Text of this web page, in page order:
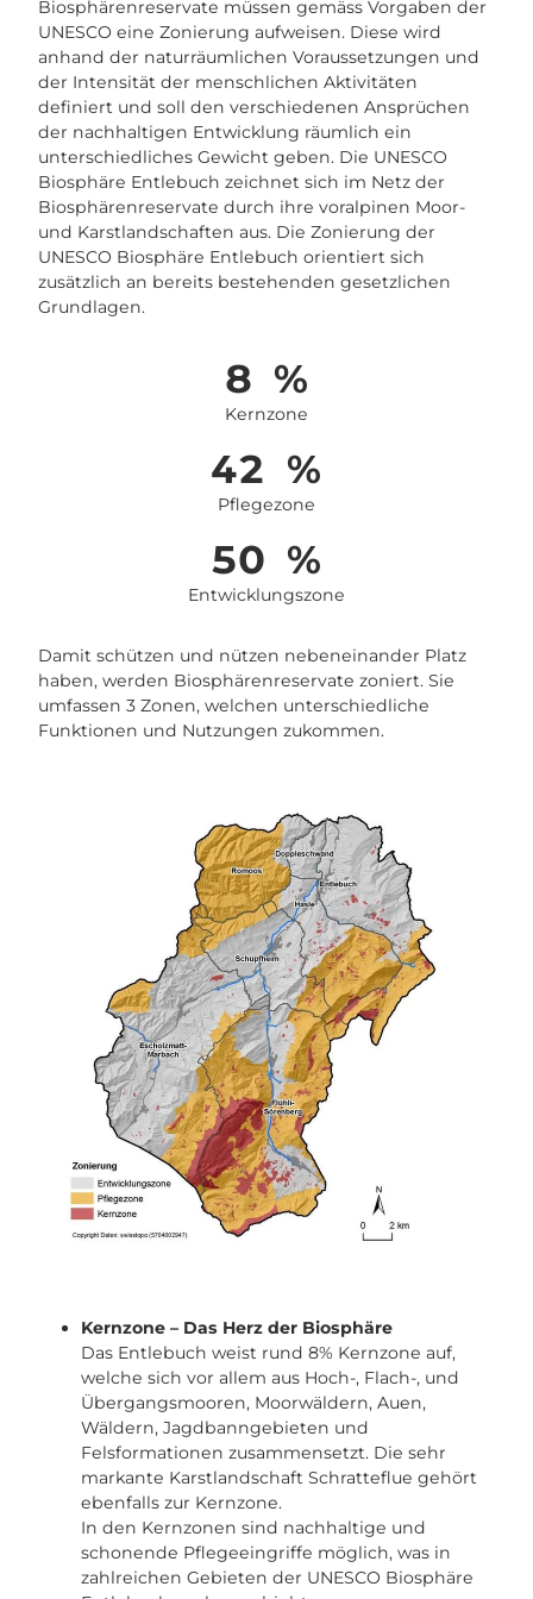
Biosphärenreservate müssen gemäss Vorgaben der
UNESCO eine Zonierung aufweisen. Diese wird
anhand der naturräumlichen Voraussetzungen und
der Intensität der menschlichen Aktivitäten
definiert und soll den verschiedenen Ansprüchen
der nachhaltigen Entwicklung räumlich ein
unterschiedliches Gewicht geben. Die UNESCO
Biosphäre Entlebuch zeichnet sich im Netz der
Biosphärenreservate durch ihre voralpinen Moor-
und Karstlandschaften aus. Die Zonierung der
UNESCO Biosphäre Entlebuch orientiert sich
zusätzlich an bereits bestehenden gesetzlichen
Grundlagen.
8 %
Kernzone
42 %
Pflegezone
50 %
Entwicklungszone
Damit schützen und nützen nebeneinander Platz
haben, werden Biosphärenreservate zoniert. Sie
umfassen 3 Zonen, welchen unterschiedliche
Funktionen und Nutzungen zukommen.
Kernzone – Das Herz der Biosphäre
Das Entlebuch weist rund 8% Kernzone auf,
welche sich vor allem aus Hoch-, Flach-, und
Übergangsmooren, Moorwäldern, Auen,
Wäldern, Jagdbanngebieten und
Felsformationen zusammensetzt. Die sehr
markante Karstlandschaft Schratteflue gehört
ebenfalls zur Kernzone.
In den Kernzonen sind nachhaltige und
schonende Pflegeeingriffe möglich, was in
zahlreichen Gebieten der UNESCO Biosphäre